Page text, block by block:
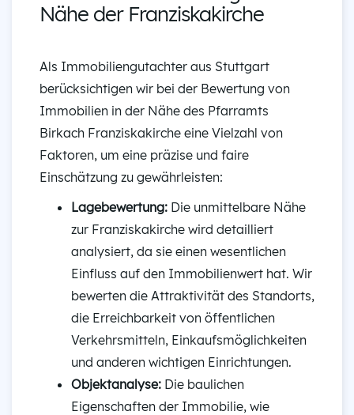
Nähe der Franziskakirche
Als Immobiliengutachter aus Stuttgart
berücksichtigen wir bei der Bewertung von
Immobilien in der Nähe des Pfarramts
Birkach Franziskakirche eine Vielzahl von
Faktoren, um eine präzise und faire
Einschätzung zu gewährleisten:
Lagebewertung: Die unmittelbare Nähe
zur Franziskakirche wird detailliert
analysiert, da sie einen wesentlichen
Einfluss auf den Immobilienwert hat. Wir
bewerten die Attraktivität des Standorts,
die Erreichbarkeit von öffentlichen
Verkehrsmitteln, Einkaufsmöglichkeiten
und anderen wichtigen Einrichtungen.
Objektanalyse: Die baulichen
Eigenschaften der Immobilie, wie